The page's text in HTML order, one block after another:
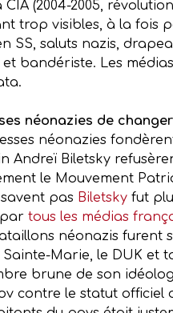
(2004-2005,
trop visibles, à la fois
SS, saluts nazis,
bandériste. Les
néonazies de
néonazies
Biletsky
le Mouvement
pas Biletskyfut
tous les médias
néonazis furent
Sainte-Marie, le DUK et
brune de son
contre le statut officiel